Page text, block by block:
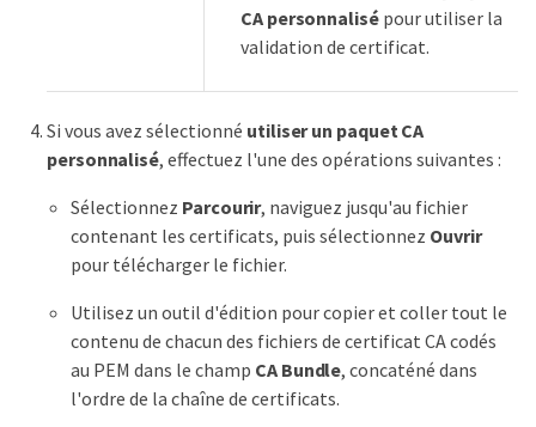
CA personnalisépour utiliser la
validation de certificat.
Si vous avez sélectionné utiliser un paquet CA
personnalisé, effectuez l'une des opérations suivantes :
Sélectionnez Parcourir, naviguez jusqu'au fichier
contenant les certificats, puis sélectionnez Ouvrir
pour télécharger le fichier.
Utilisez un outil d'édition pour copier et coller tout le
contenu de chacun des fichiers de certificat CA codés
au PEM dans le champ CA Bundle, concaténé dans
l'ordre de la chaîne de certificats.